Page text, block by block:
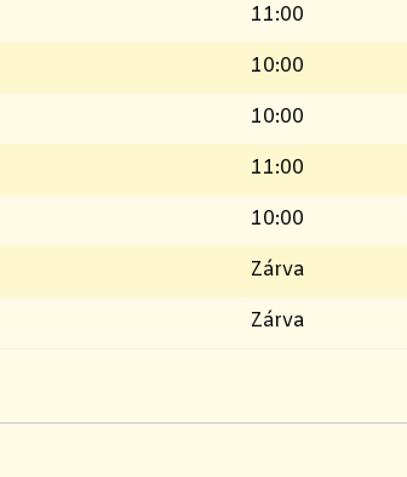
11:00
10:00
10:00
11:00
10:00
Zárva
Zárva